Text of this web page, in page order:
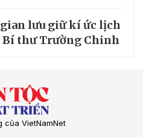
lưu giữ kí ức lịch
Bí thư Trường Chinh
của VietNamNet